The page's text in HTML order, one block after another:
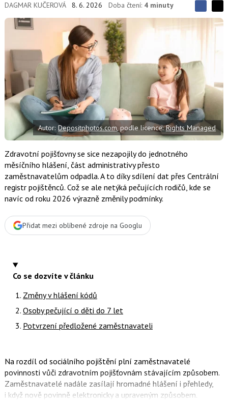
DAGMAR KUČEROVÁ 8. 6. 2026 Doba čtení: 4 minuty
S
d
í
e
S
e
a
c
e
b
o
o
k
d
a
s
í
X
Autor:Depositphotos.com, podle licence:Rights Managed
Zdravotní pojišťovny se sice nezapojily do jednotného
měsíčního hlášení, část administrativy přesto
zaměstnavatelům odpadla. A to díky sdílení dat přes Centrální
registr pojištěnců. Což se ale netýká pečujících rodičů, kde se
navíc od roku 2026 výrazně změnily podmínky.
Přidat mezi oblíbené zdroje na Googlu
Co se dozvíte v článku
Změny v hlášení kódů
Osoby pečující o děti do 7 let
Potvrzení předložené zaměstnavateli
Na rozdíl od sociálního pojištění plní zaměstnavatelé
povinnosti vůči zdravotním pojišťovnám stávajícím způsobem.
Zaměstnavatelé nadále zasílají hromadné hlášení i přehledy,
i když nově povinně elektronicky a upraveným způsobem.